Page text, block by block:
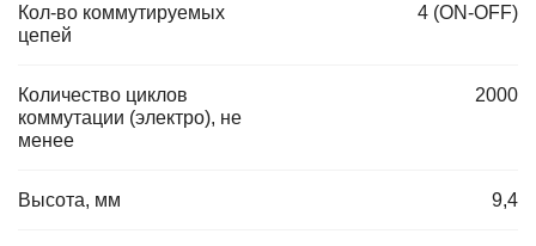
Кол-во коммутируемых
цепей
4 (ON-OFF)
Количество циклов
коммутации (электро), не
менее
2000
Высота, мм 9,4